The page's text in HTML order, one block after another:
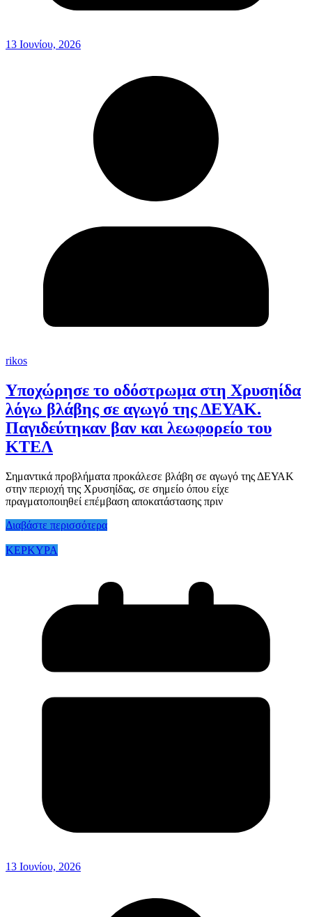
13 Ιουνίου, 2026
rikos
Υποχώρησε το οδόστρωμα στη Χρυσηίδα
λόγω βλάβης σε αγωγό της ΔΕΥΑΚ.
Παγιδεύτηκαν βαν και λεωφορείο του
ΚΤΕΛ
Σημαντικά προβλήματα προκάλεσε βλάβη σε αγωγό της ΔΕΥΑΚ
στην περιοχή της Χρυσηίδας, σε σημείο όπου είχε
πραγματοποιηθεί επέμβαση αποκατάστασης πριν
Διαβάστε περισσότερα
ΚΕΡΚΥΡΑ
13 Ιουνίου, 2026